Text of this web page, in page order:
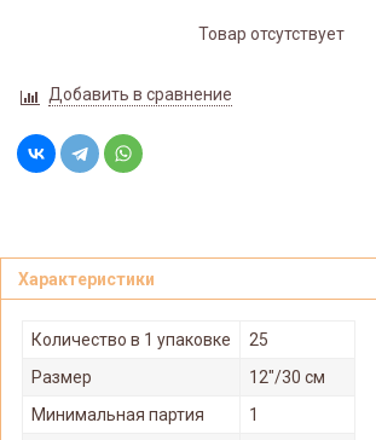
Товар отсутствует
Добавить в сравнение
Характеристики
Количество в 1 упаковке
25
Размер
12"/30 см
Минимальная партия
1